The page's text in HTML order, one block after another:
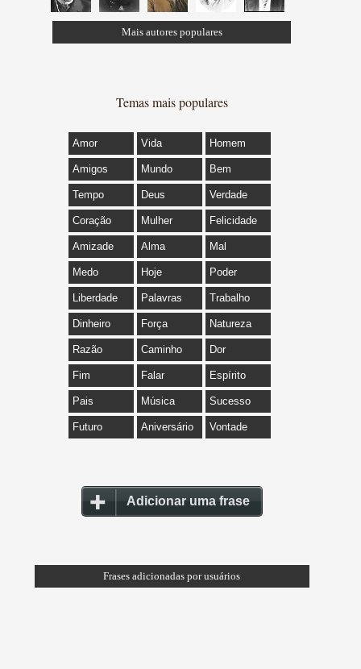
Mais autores populares
Temas mais populares
Amor Vida Homem
Amigos Mundo Bem
Tempo Deus Verdade
Coração Mulher Felicidade
Amizade Alma Mal
Medo Hoje Poder
Liberdade Palavras Trabalho
Dinheiro Força Natureza
Razão Caminho Dor
Fim Falar Espírito
Pais Música Sucesso
Futuro Aniversário Vontade
Adicionar uma frase
Frases adicionadas por usuários